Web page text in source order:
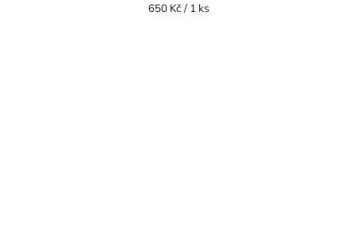
Měrná
650 Kč / 1 ks